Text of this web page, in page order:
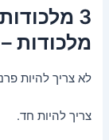
3
מלכודות
לא צריך להיות
צריך להיות חד.